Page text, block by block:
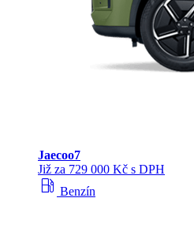
Jaecoo7
Již za 729 000 Kč s DPH
local_gas_station Benzín